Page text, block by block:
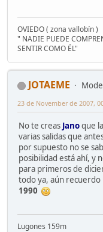
OVIEDO ( zona vallobín )
" NADIE PUEDE
SENTIR COMO ÉL"
JOTAEME
23 de November de 2007,
No te creas Janoque
varias salidas que
por supuesto no se
posibilidad está ahí, y
para primeros de
todo ya, aún
1990
Lugones 159m